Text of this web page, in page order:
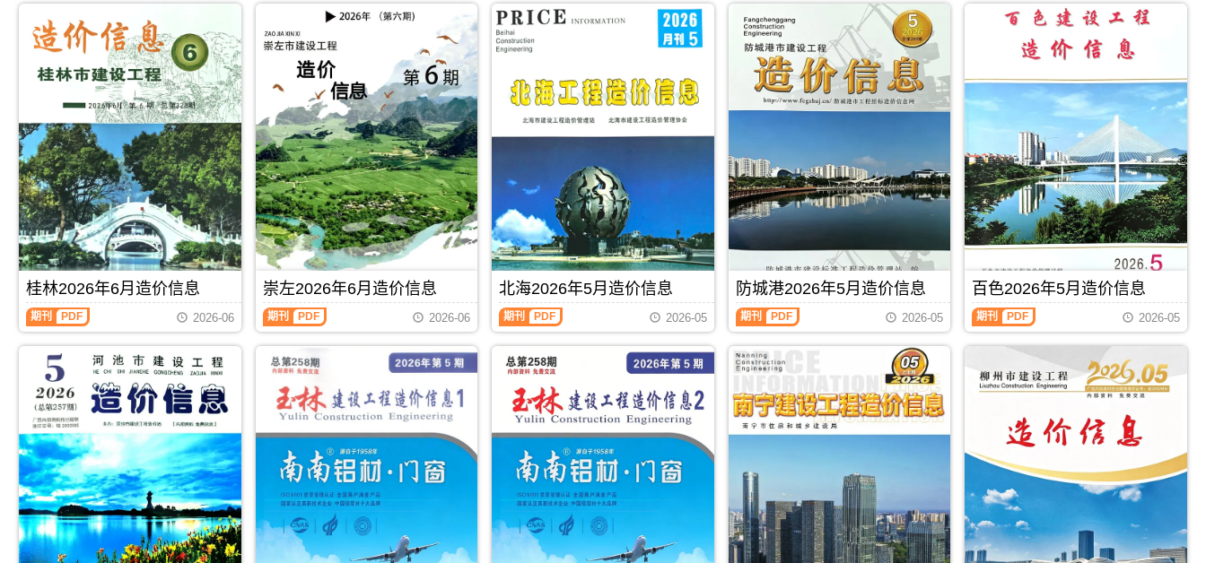
程
价
信
描
PDF，
属
于
百
色
市
工
程
材
料
汇
编，
用
工
程
材
料
价
格
纠
纷
调
解
价
息
高
PDF，
属
于
北
海
市
工
程
合
同
材
料
核
定
价，
用
于
程
析
程
造
价
信
清
包
区：
宜
州
区、
罗
城
县、
环
江
县、
都
县、
化
县、
峨
县、
建
设
工
程
息
扫
描
件
PDF，
防
城
港
息
价
包
含
区
域：
防
港
市、
东
上
思
县;
主
办：
防
建
价
信
布，
钦
州
信
息
价
包
含
区
域：
钦
州
市、
州
港、
浦
北
钦
州
市
造
价
月
林
设
工
程
造
价
信
息）
期
刊，
由
玉
林
市
程
造
价
信
息
网
发
布，
玉
林
月
信
（来
宾
建
设
工
程
造
价
信
息）
刊，
由
来
宾
市
建
价
用
于
年
6
月
港
工
造
价
信
息）
期
刊，
由
贵
港
市
建
设
价
贵
港
月
设
工
程
造
信
期
刊，
由
贺
州
市
建
设
工
程
造
价
息
布，
当
前
息
设
工
程
造
价
信
期
刊，
由
梧
州
市
设
工
信
发
用
于
桂林2026年6月造价信息
桂
林
造
价
信
息
（桂
林
建
设
工
程
造
期刊 PDF 2026-06
崇左2026年6月造价信息
崇
左
信
（崇
工
程
期刊 PDF 2026-06
北海2026年5月造价信息
北
海
年
信
（北
造
价
期刊 PDF 2026-05
防城港2026年5月造价信息
防
城
2026
年
月
造
价
（防
城
港
建
设
工
期刊 PDF 2026-05
百色2026年5月造价信息
百
色
5
月
（百
建
设
工
程
造
期刊 PDF 2026-05